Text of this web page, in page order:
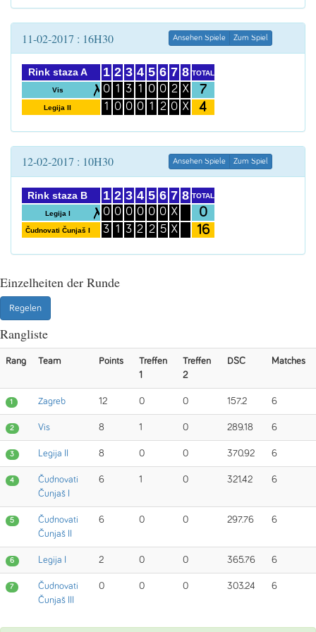
11-02-2017 : 16H30 Ansehen Spiele Zum Spiel
Rink staza A
Vis
Legija II
1
0
1
2
1
0
3
3
0
4
1
0
5
0
1
6
0
2
7
2
0
8
X
X
TOTAL
7
4
12-02-2017 : 10H30 Ansehen Spiele Zum Spiel
Rink staza B
Legija I
Čudnovati Čunjaš I
1
0
3
2
0
1
3
0
3
4
0
2
5
0
2
6
0
5
7
X
X
8 TOTAL
0
16
Einzelheiten der Runde
Regelen
Rangliste
Rang Team Points
Treffen
1
Treffen
2
DSC Matches
1 Zagreb 12 0 0 157.2 6
2 Vis 8 1 0 289.18 6
3 Legija II 8 0 0 370.92 6
4
Čudnovati
Čunjaš I
6 1 0 321.42 6
5
Čudnovati
Čunjaš II
6 0 0 297.76 6
6 Legija I 2 0 0 365.76 6
7
Čudnovati
Čunjaš III
0 0 0 303.24 6